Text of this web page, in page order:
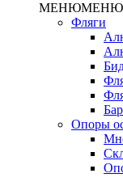
МЕНЮМЕНЮ
Фляги
Опоры